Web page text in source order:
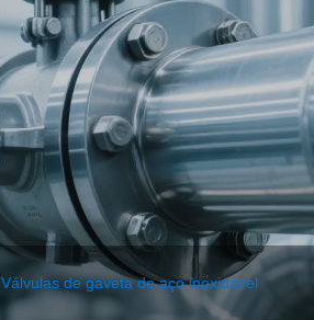
Válvulas de gaveta de aço inoxidável